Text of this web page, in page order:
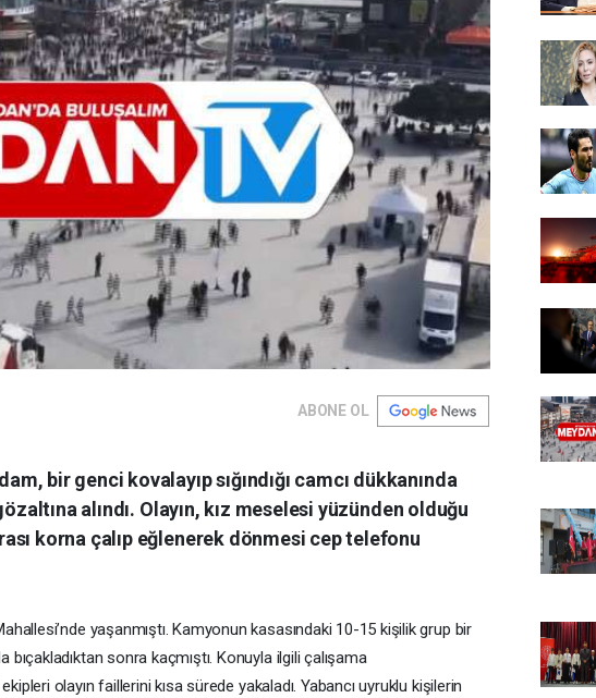
ABONE OL
bir genci kovalayıp sığındığı camcı dükkanında
alındı. Olayın, kız meselesi yüzünden olduğu
korna çalıp eğlenerek dönmesi cep telefonu
yaşanmıştı. Kamyonun kasasındaki 10-15 kişilik grup bir
bıçakladıktan sonra kaçmıştı. Konuyla ilgili çalışama
olayın faillerini kısa sürede yakaladı. Yabancı uyruklu kişilerin